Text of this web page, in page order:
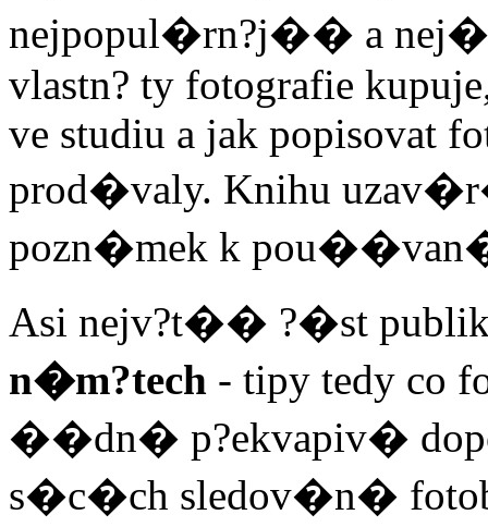
nejpopul�rn?j�� a
vlastn? ty fotografie
ve studiu a jak popisovat
prod�valy. Knihu
pozn�mek k
Asi nejv?t�� ?�st
n�m?tech - tipy tedy co
��dn� p?ekvapiv�
s�c�ch sledov�n�